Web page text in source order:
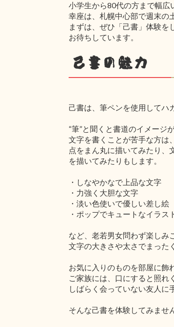
小学生から80代の方まで幅広
幸座は、札幌中心部で週末の
まずは、ぜひ「己書」体験を
お待ちしています。
己書の魅力
己書は、筆ペンを使用してハ
“筆”と聞くと書道のイメージ
文字を書くことが苦手な方は
点をまん丸に描いてみたり、
を描いてみたりもします。
・しなやかなで上品な文字
・力強く大胆な文字
・淡い色使いで優しい差し絵
・ポップでキュートなイラス
など、老若男女問わず楽しみ
文字の大きさや太さでまった
お気に入りのものを部屋に飾
ご家族には、口にすると照れ
しばらく会っていない友人に
そんな己書を体験してみませ